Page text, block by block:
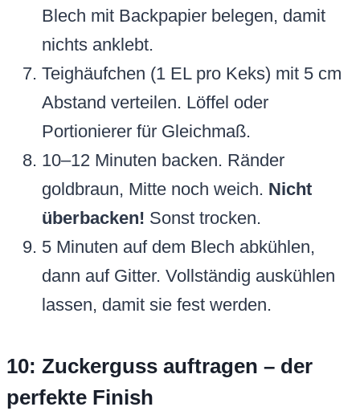
Blech mit Backpapier belegen, damit
nichts anklebt.
Teighäufchen (1 EL pro Keks) mit 5 cm
Abstand verteilen. Löffel oder
Portionierer für Gleichmaß.
10–12 Minuten backen. Ränder
goldbraun, Mitte noch weich. Nicht
überbacken! Sonst trocken.
5 Minuten auf dem Blech abkühlen,
dann auf Gitter. Vollständig auskühlen
lassen, damit sie fest werden.
10: Zuckerguss auftragen – der
perfekte Finish